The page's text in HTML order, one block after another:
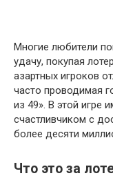
Многие любители
удачу, покупая
азартных игроков
часто проводимая
из 49». В этой игре
счастливчиком с
более десяти
Что это за